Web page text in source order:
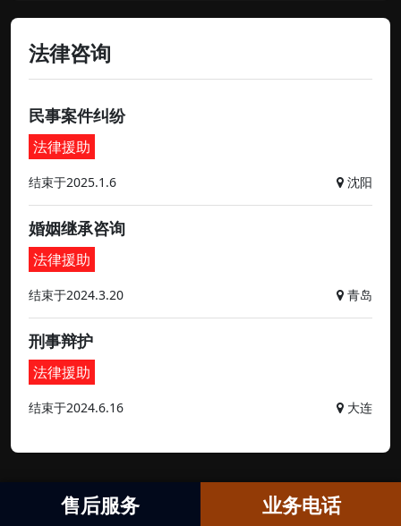
法律咨询
民事案件纠纷
法律援助
结束于2025.1.6 沈阳
婚姻继承咨询
法律援助
结束于2024.3.20 青岛
刑事辩护
法律援助
结束于2024.6.16 大连
售后服务 业务电话